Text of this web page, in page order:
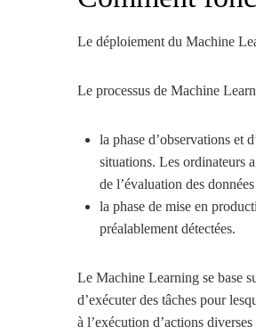
Le déploiement du Machine
Le processus de Machine
la phase d’observations et
situations. Les ordinateurs
de l’évaluation des
la phase de mise en
préalablement détectées.
Le Machine Learning se base
d’exécuter des tâches pour
à l’exécution d’actions